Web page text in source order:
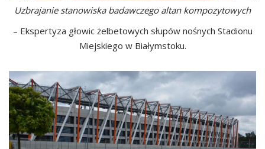
Uzbrajanie stanowiska badawczego altan kompozytowych
– Ekspertyza głowic żelbetowych słupów nośnych Stadionu
Miejskiego w Białymstoku.